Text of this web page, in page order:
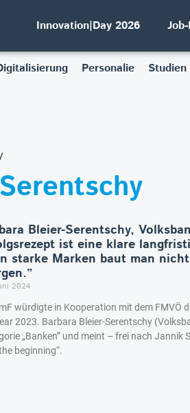
Innovation|Day 2026
Personalie
Bleier-Serentschy,
ist eine klare
starke Marken baut man
2024
würdigte in Kooperation mit dem FMVÖ
2023. Barbara Bleier-Serentschy
„Banken” und meint – frei nach Jannik
beginning“.